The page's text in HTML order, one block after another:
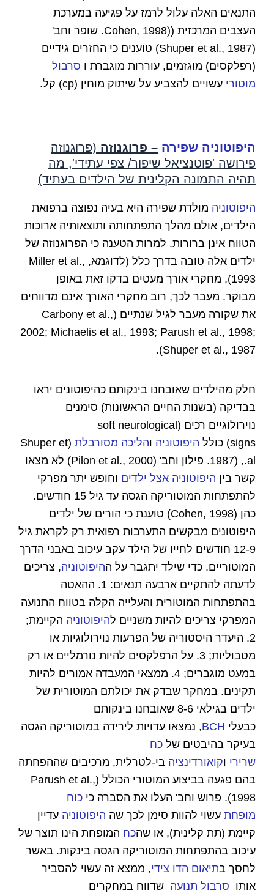
התנאים האלה עלול לרמז על פגיעה במערכת
העצבים המרכזית ((Cohen, 1998. שופר וחב'
(Shuper et al., 1987) טוענים כי החזרים גידיים
(רפלקסים) מוגזמים, עוררות מוגברת ו סרבול
מוטורי עשויים להצביע על שיתוק מוחין (cp) קל.
היפוטוניה שפירה – פרוגנוזה (פרוגנוזה
פירושה 'פוטנציאל שיפור/ צפי עתידי', מה
תהיה התמונה הקלינית של הילדים בעתיד)
היפוטוניה מולדת שפירה היא בעיה נפוצה ברפואת
הילדים, אולם מהלך התפתחותה ותוצאותיה ארוכות
הטווח אינן ברורות. למרות הטענה כי הפרוגנוזה של
ילדים אלה טובה בדרך כלל (לדוגמא, Miller et al.,
1993), מחקרי אורך מעטים בדקו זאת באופן
מבוקר. מעבר לכך, רוב מחקרי האורך אינם מדווחים
את שקורה מעבר לגיל שנתיים (Carbony et al.,
2002; Michaelis et al., 1993; Parush et al., 1998;
Shuper et al., 1987).
חלק מהילדים שאובחנו בינקותם כהיפוטונים יראו
בבדיקה (בשנות החיים הראשונות) סימנים
נוירולוגיים רכים (soft neurological
signs) כולל
היפוטוניה והליכה מסורבלת (Shuper et
al., (1987. פילון וחב' (Pilon et al., 2000) לא מצאו
קשר בין היפוטוניה אצל ילדים וחופש יתר מפרקי
להתפתחות המוטוריקה הגסה עד גיל 15 חודשים.
כהן (Cohen, 1998) טוענת כי הורים של ילדים
היפוטונים מבקשים התערבות רפואית רק לקראת גיל
12-9 חודשים לחייו של הילד עקב עיכוב באבני הדרך
המוטוריים. כדי שילד יתגבר על ההיפוטוניה, צריכים
לדעתה להתקיים ארבעה תנאים: 1. ההאטה
בהתפתחות המוטורית והעלייה הקלה בטווח התנועה
המפרקי צריכים להיות משניים להיפוטוניה הקיימת;
2. היעדר היסטוריה של הפרעות נוירולוגיות או
מטבוליות; 3. על הרפלקסים להיות נורמליים או רק
במעט מוגברים; 4. ממצאי המעבדה אמורים להיות
תקינים. במחקר שבדק את יכולתם המוטורית של
ילדים בגילאי 8-6 שאובחנו בינקותם
כבעלי BCH, נמצאו עדויות לירידה במוטוריקה הגסה
בעיקר בהיבטים של כח
שרירי וקואורדינציה בי-לטרלית, מרכיבים שההפחתה
בהם פגעה בביצוע המוטורי הכולל (Parush et al.,
1998). פרוש וחב' העלו את הסברה כי
כוח
מופחת עשוי להוות סימן לכך שה היפוטוניה עדיין
קיימת (תת קלינית), או שהכח המופחת הינו תוצר של
עיכוב בהתפתחות המוטוריקה הגסה בינקות. באשר
לחסך בתיאום הדו צידי, ממצא זה עשוי להסביר
אותו סרבול תנועה שדווח במחקרים